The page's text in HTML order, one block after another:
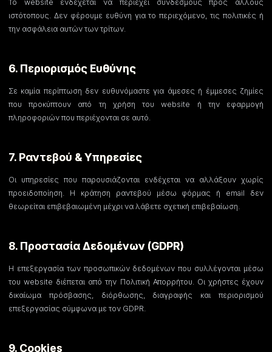
Το website ενδέχεται να περιέχει συνδέσμους προς άλλους
ιστότοπους. Δεν φέρουμε ευθύνη για το περιεχόμενο, τις πολιτικές ή
την ασφάλεια αυτών των τρίτων.
6. Περιορισμός Ευθύνης
Σε καμία περίπτωση δεν ευθυνόμαστε για άμεσες ή έμμεσες ζημίες
που προκύπτουν από τη χρήση του website ή την εφαρμογή
πληροφοριών που περιέχονται σε αυτό.
7. Ραντεβού & Υπηρεσίες
Οι υπηρεσίες που παρουσιάζονται ενδέχεται να αλλάξουν χωρίς
προειδοποίηση. Η κράτηση ραντεβού μέσω φόρμας ή email δεν
θεωρείται επιβεβαιωμένη μέχρι να λάβετε σχετική επιβεβαίωση.
8. Προστασία Δεδομένων (GDPR)
Η επεξεργασία των προσωπικών δεδομένων που συλλέγονται μέσω
του website διέπεται από την Πολιτική Απορρήτου. Οι χρήστες έχουν
δικαίωμα πρόσβασης, διόρθωσης, διαγραφής και περιορισμού
επεξεργασίας σύμφωνα με τον GDPR.
9. Cookies